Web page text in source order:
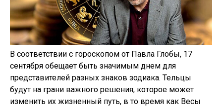
В соответствии с гороскопом от Павла Глобы, 17
сентября обещает быть значимым днем для
представителей разных знаков зодиака. Тельцы
будут на грани важного решения, которое может
изменить их жизненный путь, в то время как Весы